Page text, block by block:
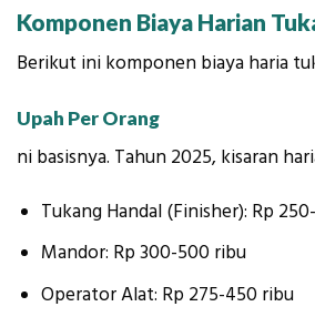
Komponen Biaya Harian
Berikut ini komponen biaya haria
Upah Per Orang
ni basisnya. Tahun 2025, kisaran
Tukang Handal (Finisher): Rp
Mandor: Rp 300-500 ribu
Operator Alat: Rp 275-450 ribu